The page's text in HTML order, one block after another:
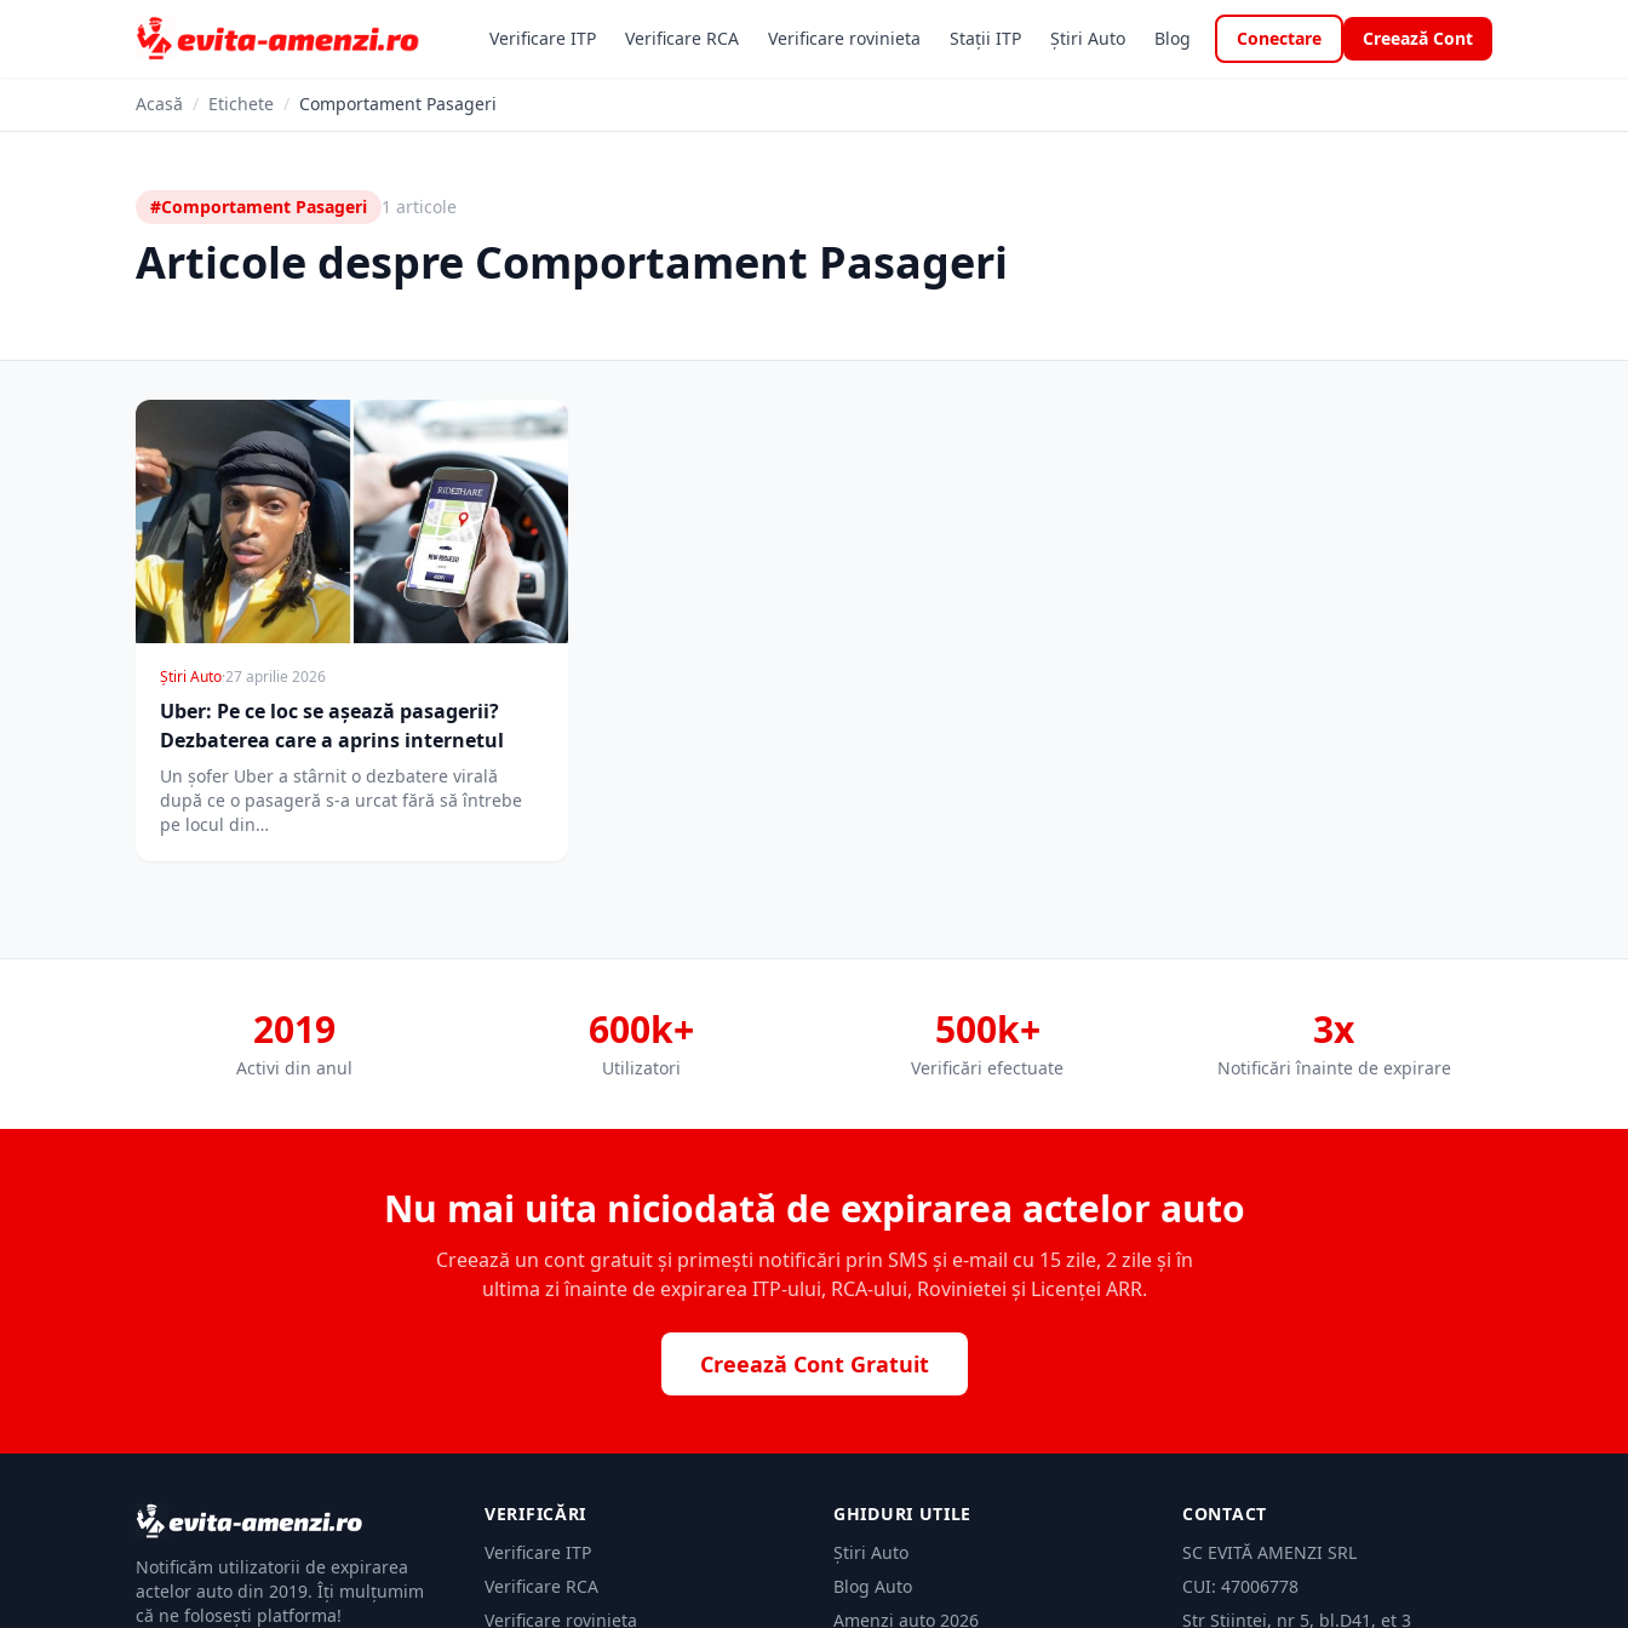
Verificare ITP Verificare RCA Verificare rovinieta Stații ITP Știri Auto Blog Conectare Creează Cont
Acasă / Etichete / Comportament Pasageri
#Comportament Pasageri 1 articole
Articole despre Comportament Pasageri
Știri Auto·27 aprilie 2026
Uber: Pe ce loc se așează pasagerii?
Dezbaterea care a aprins internetul
Un șofer Uber a stârnit o dezbatere virală
după ce o pasageră s-a urcat fără să întrebe
pe locul din…
2019
Activi din anul
600k+
Utilizatori
500k+
Verificări efectuate
3x
Notificări înainte de expirare
Nu mai uita niciodată de expirarea actelor auto
Creează un cont gratuit și primești notificări prin SMS și e-mail cu 15 zile, 2 zile și în
ultima zi înainte de expirarea ITP-ului, RCA-ului, Rovinietei și Licenței ARR.
Creează Cont Gratuit
Notificăm utilizatorii de expirarea
actelor auto din 2019. Îți mulțumim
că ne folosești platforma!
VERIFICĂRI
Verificare ITP
Verificare RCA
Verificare rovinieta
GHIDURI UTILE
Știri Auto
Blog Auto
Amenzi auto 2026
CONTACT
SC EVITĂ AMENZI SRL
CUI: 47006778
Str Științei, nr 5, bl.D41, et 3